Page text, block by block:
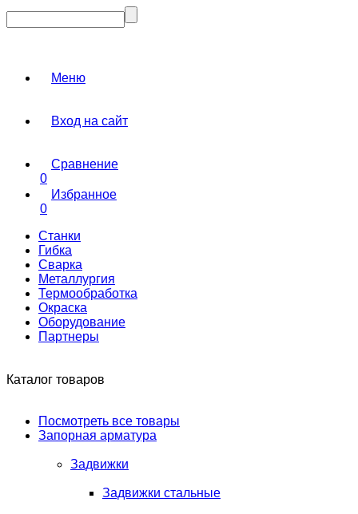
Меню
Вход на сайт
Сравнение
0
Избранное
0
Станки
Гибка
Сварка
Металлургия
Термообработка
Окраска
Оборудование
Партнеры
Каталог товаров
Посмотреть все товары
Запорная арматура
Задвижки
Задвижки стальные